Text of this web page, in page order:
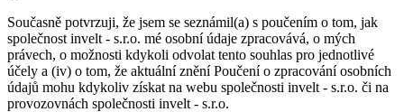
Současně potvrzuji, že jsem se seznámil(a) s poučením o tom, jak
společnost invelt - s.r.o. mé osobní údaje zpracovává, o mých
právech, o možnosti kdykoli odvolat tento souhlas pro jednotlivé
účely a (iv) o tom, že aktuální znění Poučení o zpracování osobních
údajů mohu kdykoliv získat na webu společnosti invelt - s.r.o. či na
provozovnách společnosti invelt - s.r.o.